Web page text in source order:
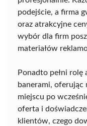
podejście, a firma
oraz atrakcyjne
wybór dla firm
materiałów
Ponadto pełni rolę
banerami, oferując
miejscu po
oferta i
klientów, czego